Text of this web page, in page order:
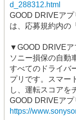
d_288312.html
GOOD DRIVEア
は、応募規約内の
▼GOOD DRIVEア
ソニー損保の自動
すべてのドライバ
プリです。スマー
し、運転スコアを
GOOD DRIVEアプ
https://